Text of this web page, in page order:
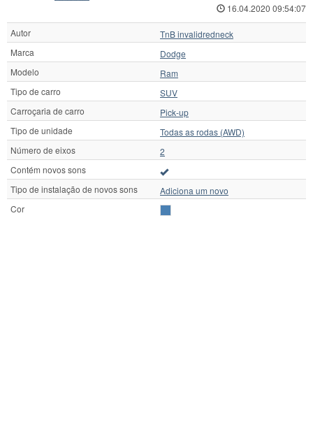
16.04.2020 09:54:07
Autor
TnB invalidredneck
Marca
Dodge
Modelo
Ram
Tipo de carro
SUV
Carroçaria de carro
Pick-up
Tipo de unidade
Todas as rodas (AWD)
Número de eixos
2
Contém novos sons
Tipo de instalação de novos sons
Adiciona um novo
Cor